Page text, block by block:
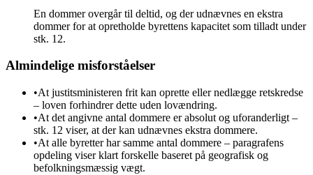
En dommer overgår til deltid, og der udnævnes en ekstra
dommer for at opretholde byrettens kapacitet som tilladt under
stk. 12.
Almindelige misforståelser
•At justitsministeren frit kan oprette eller nedlægge retskredse
– loven forhindrer dette uden lovændring.
•At det angivne antal dommere er absolut og uforanderligt –
stk. 12 viser, at der kan udnævnes ekstra dommere.
•At alle byretter har samme antal dommere – paragrafens
opdeling viser klart forskelle baseret på geografisk og
befolkningsmæssig vægt.